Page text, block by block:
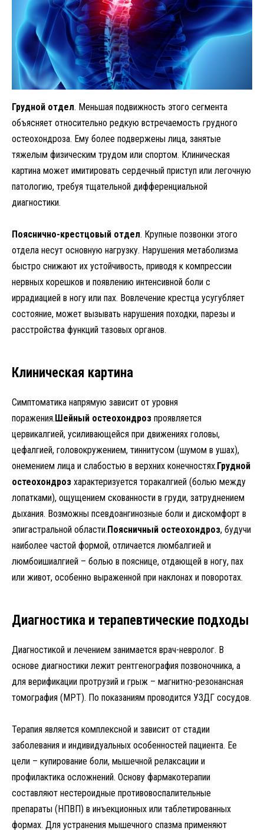
Грудной отдел. Меньшая подвижность этого сегмента
объясняет относительно редкую встречаемость грудного
остеохондроза. Ему более подвержены лица, занятые
тяжелым физическим трудом или спортом. Клиническая
картина может имитировать сердечный приступ или легочную
патологию, требуя тщательной дифференциальной
диагностики.
Пояснично-крестцовый отдел. Крупные позвонки этого
отдела несут основную нагрузку. Нарушения метаболизма
быстро снижают их устойчивость, приводя к компрессии
нервных корешков и появлению интенсивной боли с
иррадиацией в ногу или пах. Вовлечение крестца усугубляет
состояние, может вызывать нарушения походки, парезы и
расстройства функций тазовых органов.
Клиническая картина
Симптоматика напрямую зависит от уровня
поражения.Шейный остеохондроз проявляется
цервикалгией, усиливающейся при движениях головы,
цефалгией, головокружением, тиннитусом (шумом в ушах),
онемением лица и слабостью в верхних конечностях.Грудной
остеохондроз характеризуется торакалгией (болью между
лопатками), ощущением скованности в груди, затруднением
дыхания. Возможны псевдоангинозные боли и дискомфорт в
эпигастральной области.Поясничный остеохондроз, будучи
наиболее частой формой, отличается люмбалгией и
люмбоишиалгией – болью в пояснице, отдающей в ногу, пах
или живот, особенно выраженной при наклонах и поворотах.
Диагностика и терапевтические подходы
Диагностикой и лечением занимается врач-невролог. В
основе диагностики лежит рентгенография позвоночника, а
для верификации протрузий и грыж – магнитно-резонансная
томография (МРТ). По показаниям проводится УЗДГ сосудов.
Терапия является комплексной и зависит от стадии
заболевания и индивидуальных особенностей пациента. Ее
цели – купирование боли, мышечной релаксации и
профилактика осложнений. Основу фармакотерапии
составляют нестероидные противовоспалительные
препараты (НПВП) в инъекционных или таблетированных
формах. Для устранения мышечного спазма применяют